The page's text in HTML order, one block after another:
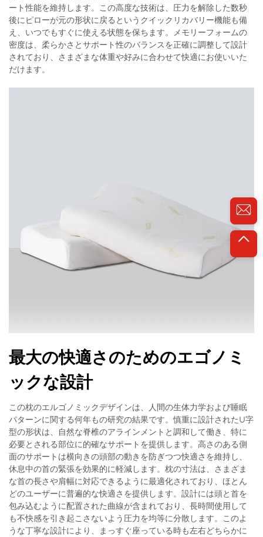
ート性能を維持します。この高度な技術は、圧力を解除した数秒
後にピローが元の形状に戻るというクイックリカバリー機能も備
え、いつでもすぐに使える状態を保ちます。メモリーフォームの
密度は、柔らかさとサポート性のバランスを正確に調整して設計
されており、さまざまな体重や好みに合わせて快適にお使いいた
だけます。
最大の快適さのためのエゴノミ
ックな設計
この枕のエルゴノミックデザインは、人間の生体力学および睡眠
パターンに関する何年もの研究の結果です。慎重に設計されたU字
型の形状は、自然な脊椎のアラインメントと調和して働き、特に
必要とされる部位に的確なサポートを提供します。高さのある側
面のサポートは横向きの頭部の動きを防ぎつつ快適さを維持し、
休息中の首の緊張を効果的に軽減します。枕の寸法は、さまざま
な首の長さや肩幅に対応できるように最適化されており、ほとん
どのユーザーに普遍的な快適さを提供します。設計には頭と首を
包み込むように配置された曲線が含まれており、長時間使用して
も不快感を引き起こさないよう圧力を均等に分散します。このよ
うな丁寧な設計により、まっすぐ座っている時も左右どちらかに